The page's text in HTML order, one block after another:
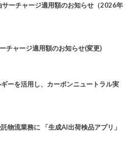
ーチャージ適用額のお知らせ（2026年
ャージ適用額のお知らせ(変更)
ーを活用し、カーボンニュートラル実
物流業務に 「生成AI出荷検品アプリ」